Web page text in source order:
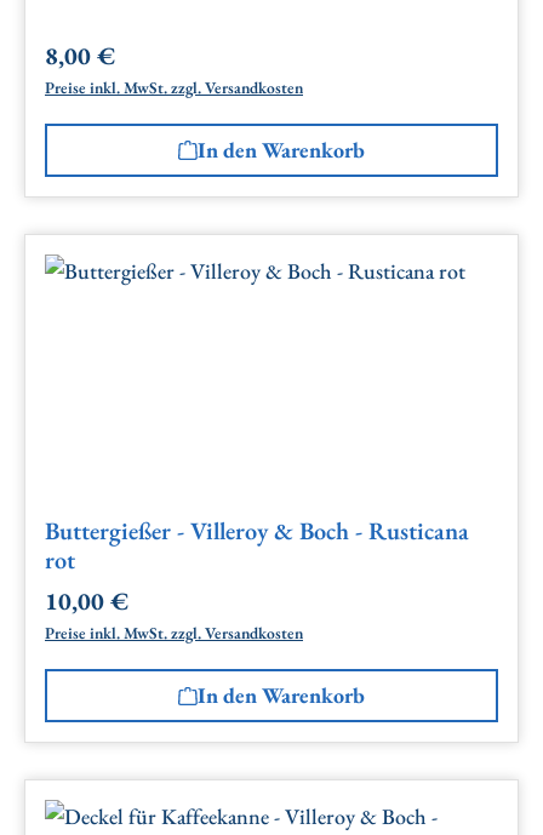
Regulärer Preis:
8,00 €
Preise inkl. MwSt. zzgl. Versandkosten
In den Warenkorb
Buttergießer - Villeroy & Boch - Rusticana
rot
Regulärer Preis:
10,00 €
Preise inkl. MwSt. zzgl. Versandkosten
In den Warenkorb